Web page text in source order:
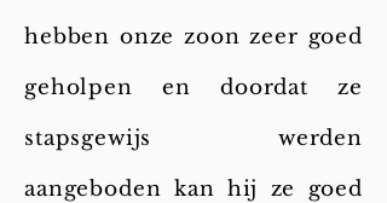
hebben onze zoon zeer goed
geholpen en doordat ze
stapsgewijs werden
aangeboden kan hij ze goed